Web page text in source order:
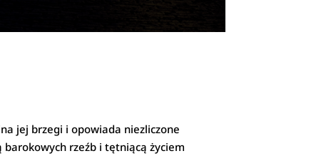
jej brzegi i opowiada niezliczone
rzeźb i tętniącą życiem